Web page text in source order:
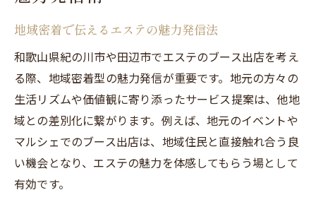
地域密着で伝えるエステの魅力発信法
和歌山県紀の川市や田辺市でエステのブース出店を考え
る際、地域密着型の魅力発信が重要です。地元の方々の
生活リズムや価値観に寄り添ったサービス提案は、他地
域との差別化に繋がります。例えば、地元のイベントや
マルシェでのブース出店は、地域住民と直接触れ合う良
い機会となり、エステの魅力を体感してもらう場として
有効です。